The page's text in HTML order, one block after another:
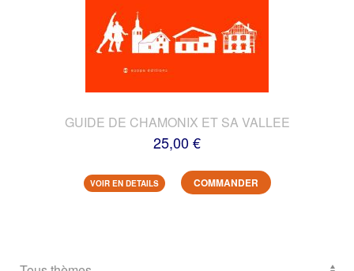
GUIDE DE CHAMONIX ET SA VALLEE
25,00 €
VOIR EN DETAILS COMMANDER